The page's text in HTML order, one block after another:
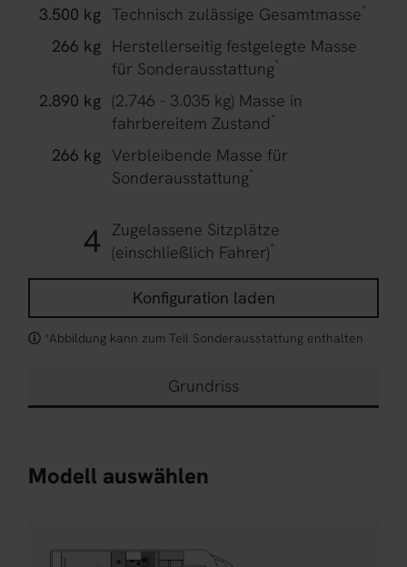
3.500 kg Technisch zulässige Gesamtmasse*
266 kg Herstellerseitig festgelegte Masse
für Sonderausstattung*
2.890 kg (2.746 - 3.035 kg) Masse in
fahrbereitem Zustand*
266 kg Verbleibende Masse für
Sonderausstattung*
4 Zugelassene Sitzplätze
(einschließlich Fahrer)*
Konfiguration laden
*Abbildung kann zum Teil Sonderausstattung enthalten
Grundriss
Modell auswählen